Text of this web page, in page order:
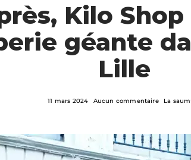
Kilo
géante
Lille
11 mars 2024 Aucun commentaire La